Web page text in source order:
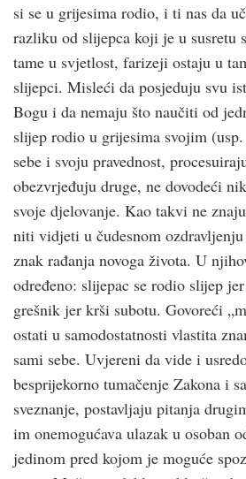
si se u grijesima rodio, i ti nas da
razliku od slijepca koji je u susretu
tame u svjetlost, farizeji ostaju u
slijepci. Misleći da posjeduju svu
Bogu i da nemaju što naučiti od
slijep rodio u grijesima svojim
sebe i svoju pravednost,
obezvrjeđuju druge, ne dovodeći
svoje djelovanje. Kao takvi ne
niti vidjeti u čudesnom
znak rađanja novoga života. U
određeno: slijepac se rodio slijep
grešnik jer krši subotu. Govoreći
ostati u samodostatnosti vlastita
sami sebe. Uvjereni da vide i
besprijekorno tumačenje Zakona i
sveznanje, postavljaju pitanja
im onemogućava ulazak u osoban
jedinom pred kojom je moguće